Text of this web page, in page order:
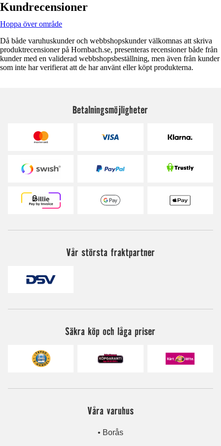
Kundrecensioner
Hoppa över område
Då både varuhuskunder och webbshopskunder välkomnas att skriva
produktrecensioner på Hornbach.se, presenteras recensioner både från
kunder med en validerad webbshopsbeställning, men även från kunder
som inte har verifierat att de har använt eller köpt produkterna.
Betalningsmöjligheter
Vår största fraktpartner
Säkra köp och låga priser
Våra varuhus
• Borås